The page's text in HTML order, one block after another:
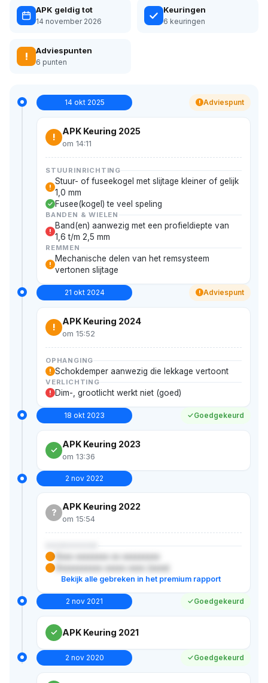
APK geldig tot
14 november 2026
Keuringen
6 keuringen
! Adviespunten
6 punten
14 okt 2025 ! Adviespunt
!
APK Keuring 2025
om 14:11
STUURINRICHTING
!
Stuur- of fuseekogel met slijtage kleiner of gelijk
1,0 mm
Fusee(kogel) te veel speling
BANDEN & WIELEN
!
Band(en) aanwezig met een profieldiepte van
1,6 t/m 2,5 mm
REMMEN
!
Mechanische delen van het remsysteem
vertonen slijtage
21 okt 2024 ! Adviespunt
!
APK Keuring 2024
om 15:52
OPHANGING
! Schokdemper aanwezig die lekkage vertoont
VERLICHTING
! Dim-, grootlicht werkt niet (goed)
18 okt 2023 Goedgekeurd
APK Keuring 2023
om 13:36
2 nov 2022
?
APK Keuring 2022
om 15:54
XXXXXXXXX
Xxxx xxxxxxxx xx xxxxxxxxx
Xxxxxxxxxxx xxxxx xxxx (xxxx)
Bekijk alle gebreken in het premium rapport
2 nov 2021 Goedgekeurd
APK Keuring 2021
2 nov 2020 Goedgekeurd